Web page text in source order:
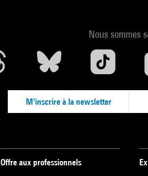
Nous sommes
M'inscrire à la newsletter
Offre aux professionnels